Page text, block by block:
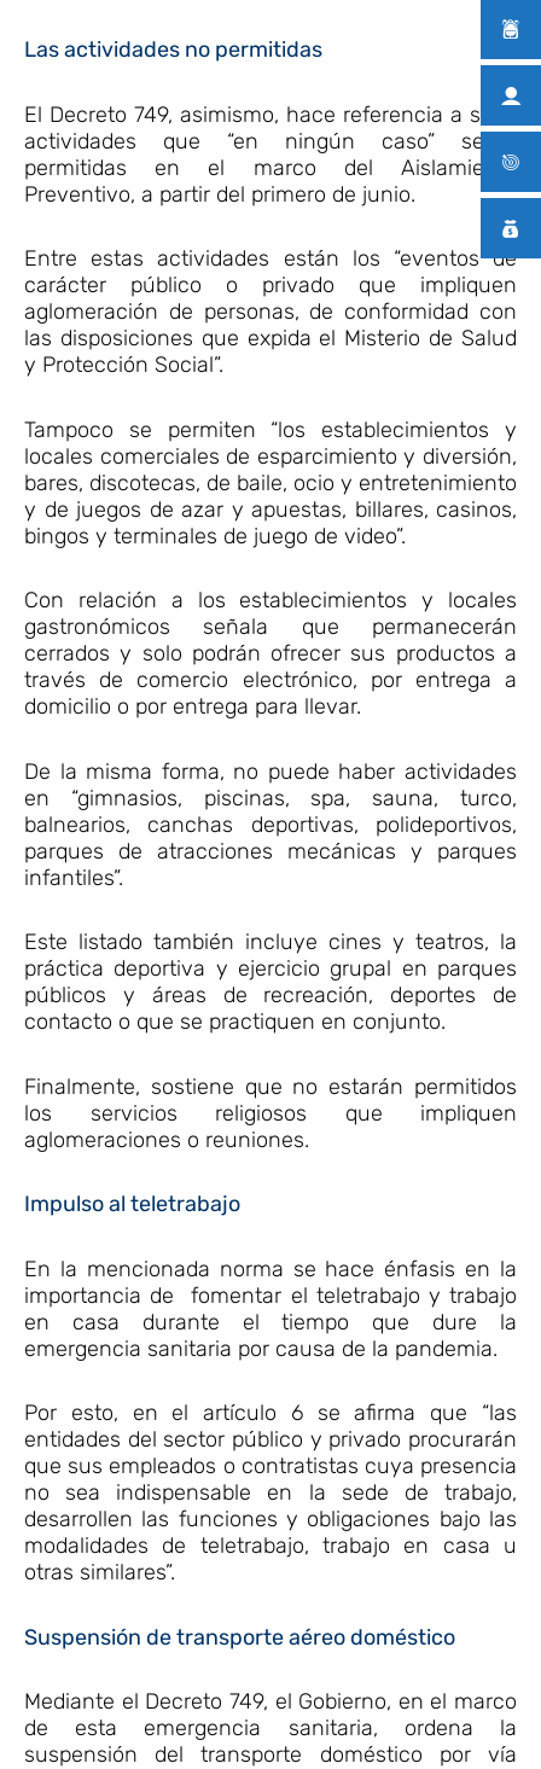
Las actividades no permitidas
El Decreto 749, asimismo, hace referencia a siete
actividades que “en ningún caso” serán
permitidas en el marco del Aislamiento
Preventivo, a partir del primero de junio.
Entre estas actividades están los “eventos de
carácter público o privado que impliquen
aglomeración de personas, de conformidad con
las disposiciones que expida el Misterio de Salud
y Protección Social”.
Tampoco se permiten “los establecimientos y
locales comerciales de esparcimiento y diversión,
bares, discotecas, de baile, ocio y entretenimiento
y de juegos de azar y apuestas, billares, casinos,
bingos y terminales de juego de video”.
Con relación a los establecimientos y locales
gastronómicos señala que permanecerán
cerrados y solo podrán ofrecer sus productos a
través de comercio electrónico, por entrega a
domicilio o por entrega para llevar.
De la misma forma, no puede haber actividades
en “gimnasios, piscinas, spa, sauna, turco,
balnearios, canchas deportivas, polideportivos,
parques de atracciones mecánicas y parques
infantiles”.
Este listado también incluye cines y teatros, la
práctica deportiva y ejercicio grupal en parques
públicos y áreas de recreación, deportes de
contacto o que se practiquen en conjunto.
Finalmente, sostiene que no estarán permitidos
los servicios religiosos que impliquen
aglomeraciones o reuniones.
Impulso al teletrabajo
En la mencionada norma se hace énfasis en la
importancia de fomentar el teletrabajo y trabajo
en casa durante el tiempo que dure la
emergencia sanitaria por causa de la pandemia.
Por esto, en el artículo 6 se afirma que “las
entidades del sector público y privado procurarán
que sus empleados o contratistas cuya presencia
no sea indispensable en la sede de trabajo,
desarrollen las funciones y obligaciones bajo las
modalidades de teletrabajo, trabajo en casa u
otras similares”.
Suspensión de transporte aéreo doméstico
Mediante el Decreto 749, el Gobierno, en el marco
de esta emergencia sanitaria, ordena la
suspensión del transporte doméstico por vía